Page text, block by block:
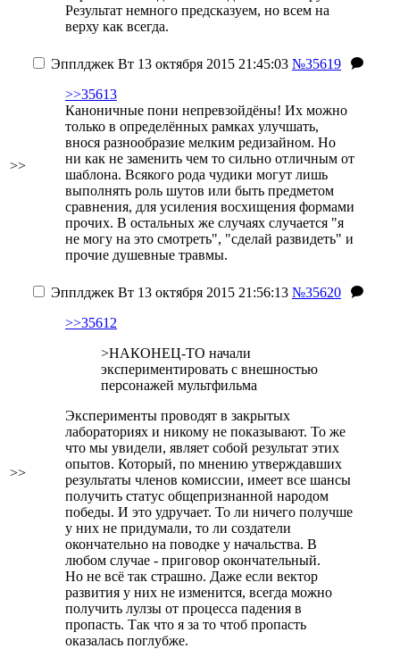
Результат немного предсказуем, но всем на
верху как всегда.
>>
Эпплджек Вт 13 октября 2015 21:45:03 №35619
>>35613
Каноничные пони непревзойдёны! Их можно
только в определённых рамках улучшать,
внося разнообразие мелким редизайном. Но
ни как не заменить чем то сильно отличным от
шаблона. Всякого рода чудики могут лишь
выполнять роль шутов или быть предметом
сравнения, для усиления восхищения формами
прочих. В остальных же случаях случается "я
не могу на это смотреть", "сделай развидеть" и
прочие душевные травмы.
>>
Эпплджек Вт 13 октября 2015 21:56:13 №35620
>>35612
>НАКОНЕЦ-ТО начали
экспериментировать с внешностью
персонажей мультфильма
Эксперименты проводят в закрытых
лабораториях и никому не показывают. То же
что мы увидели, являет собой результат этих
опытов. Который, по мнению утверждавших
результаты членов комиссии, имеет все шансы
получить статус общепризнанной народом
победы. И это удручает. То ли ничего получше
у них не придумали, то ли создатели
окончательно на поводке у начальства. В
любом случае - приговор окончательный.
Но не всё так страшно. Даже если вектор
развития у них не изменится, всегда можно
получить лулзы от процесса падения в
пропасть. Так что я за то чтоб пропасть
оказалась поглубже.